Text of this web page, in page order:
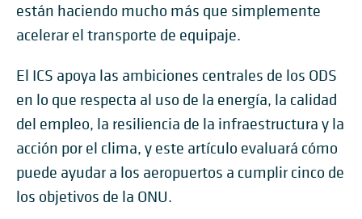
están haciendo mucho más que simplemente
acelerar el transporte de equipaje.
El ICS apoya las ambiciones centrales de los ODS
en lo que respecta al uso de la energía, la calidad
del empleo, la resiliencia de la infraestructura y la
acción por el clima, y este artículo evaluará cómo
puede ayudar a los aeropuertos a cumplir cinco de
los objetivos de la ONU.